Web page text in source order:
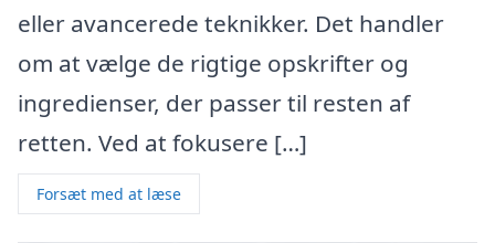
eller avancerede teknikker. Det handler
om at vælge de rigtige opskrifter og
ingredienser, der passer til resten af
retten. Ved at fokusere […]
Forsæt med at læse